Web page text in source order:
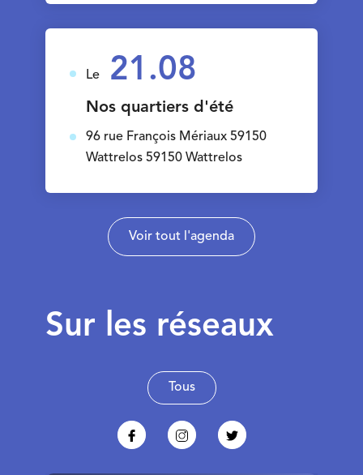
Le 21.08
Nos quartiers d'été
96 rue François Mériaux 59150
Wattrelos 59150 Wattrelos
Voir tout l'agenda
Sur les réseaux
Tous